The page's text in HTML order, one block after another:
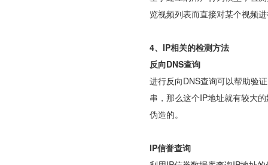
览视频列表而直接对某个视频
4、IP相关的检测方法
反向DNS查询
进行反向DNS查询可以帮助验
串，那么这个IP地址就有较大
伪造的。
IP信誉查询